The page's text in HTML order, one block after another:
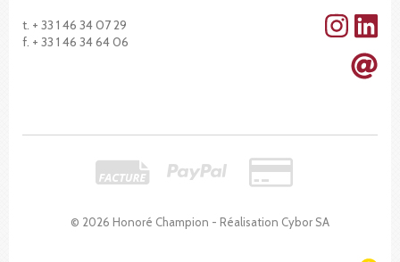
© 2026 Honoré Champion - Réalisation Cybor SA
t. + 33 1 46 34 07 29
f. + 33 1 46 34 64 06